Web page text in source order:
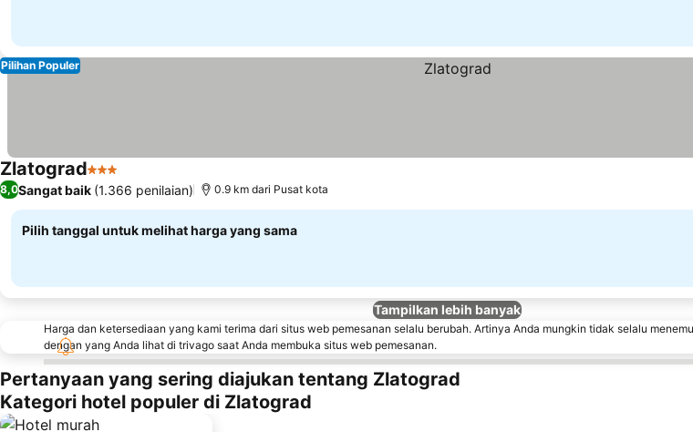
Pilihan Populer
Zlatograd3 Bintang
8,0Sangat baik (1.366 penilaian) 0.9 km dari Pusat kota
Pilih tanggal untuk melihat harga yang sama
Tampilkan lebih banyak
Harga dan ketersediaan yang kami terima dari situs web pemesanan selalu berubah. Artinya Anda mungkin tidak selalu
dengan yang Anda lihat di trivago saat Anda membuka situs web pemesanan.
Pertanyaan yang sering diajukan tentang Zlatograd
Kategori hotel populer di Zlatograd